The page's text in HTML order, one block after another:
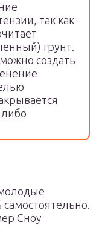
так как
грунт.
создать
Сноу